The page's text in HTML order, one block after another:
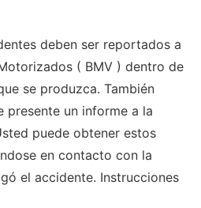
deben ser reportados a
( BMV ) dentro de
se produzca. También
presente un informe a la
puede obtener estos
en contacto con la
el accidente. Instrucciones